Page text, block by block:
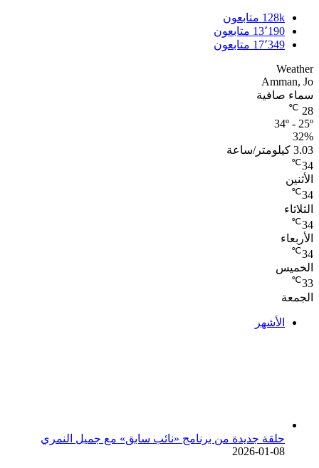
128k متابعون
13٬190 متابعون
17٬349 متابعون
Weather
Amman, Jo
سماء صافية
28
℃
34º - 25º
32%
3.03 كيلومتر/ساعة
34
℃
الأثنين
34
℃
الثلاثاء
34
℃
الأربعاء
34
℃
الخميس
33
℃
الجمعة
الأشهر
حلقة جديدة من برنامج «نائب سابق» مع جميل النمري
2026-01-08